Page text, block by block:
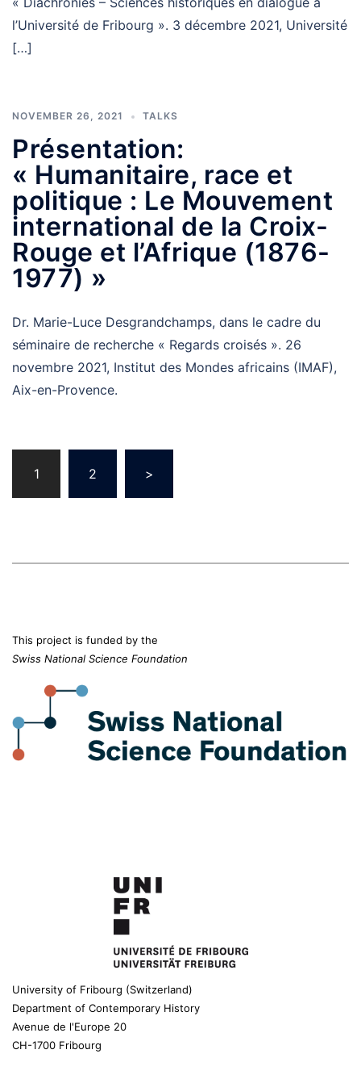
l’Université de Fribourg ». 3 décembre 2021, Université
[…]
NOVEMBER 26, 2021 TALKS
Présentation:
« Humanitaire, race et
politique : Le Mouvement
international de la Croix-
Rouge et l’Afrique (1876-
1977) »
Dr. Marie-Luce Desgrandchamps, dans le cadre du
séminaire de recherche « Regards croisés ». 26
novembre 2021, Institut des Mondes africains (IMAF),
Aix-en-Provence.
navigation
1 2 >
This project is funded by the
Swiss National Science Foundation
University of Fribourg (Switzerland)
Department of Contemporary History
Avenue de l'Europe 20
CH-1700 Fribourg